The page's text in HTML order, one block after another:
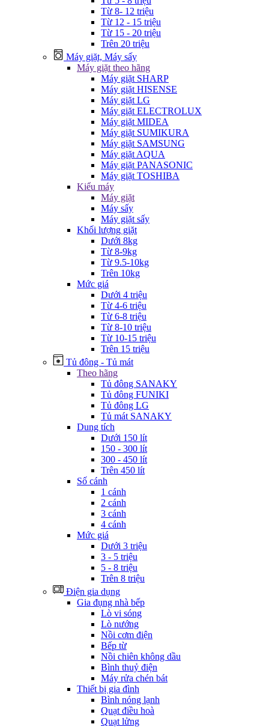
Từ 8- 12 triệu
Từ 12 - 15 triệu
Từ 15 - 20 triệu
Trên 20 triệu
Máy giặt, Máy sấy
Máy giặt theo hãng
Máy giặt SHARP
Máy giặt HISENSE
Máy giặt LG
Máy giặt ELECTROLUX
Máy giặt MIDEA
Máy giặt SUMIKURA
Máy giặt SAMSUNG
Máy giặt AQUA
Máy giặt PANASONIC
Máy giặt TOSHIBA
Kiểu máy
Máy giặt
Máy sấy
Máy giặt sấy
Khối lượng giặt
Dưới 8kg
Từ 8-9kg
Từ 9.5-10kg
Trên 10kg
Mức giá
Dưới 4 triệu
Từ 4-6 triệu
Từ 6-8 triệu
Từ 8-10 triệu
Từ 10-15 triệu
Trên 15 triệu
Tủ đông - Tủ mát
Theo hãng
Tủ đông SANAKY
Tủ đông FUNIKI
Tủ đông LG
Tủ mát SANAKY
Dung tích
Dưới 150 lít
150 - 300 lít
300 - 450 lít
Trên 450 lít
Số cánh
1 cánh
2 cánh
3 cánh
4 cánh
Mức giá
Dưới 3 triệu
3 - 5 triệu
5 - 8 triệu
Trên 8 triệu
Điện gia dụng
Gia đụng nhà bếp
Lò vi sóng
Lò nướng
Nồi cơm điện
Bếp từ
Nồi chiên không dầu
Bình thuỷ điện
Máy rửa chén bát
Thiết bị gia đình
Bình nóng lạnh
Quạt điều hoà
Quạt lửng